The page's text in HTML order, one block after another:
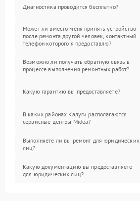
Диагностика проводится бесплатно?
Может ли вместо меня принять устройство
после ремонта другой человек, контактный
телефон которого я предоставлю?
Возможно ли получать обратную связь в
процессе выполнения ремонтных работ?
Какую гарантию вы предоставляете?
В каких районах Калуги располагаются
сервисные центры Midea?
Выполняете ли вы ремонт для юридических
лиц?
Какую документацию вы предоставляете
для юридических лиц?